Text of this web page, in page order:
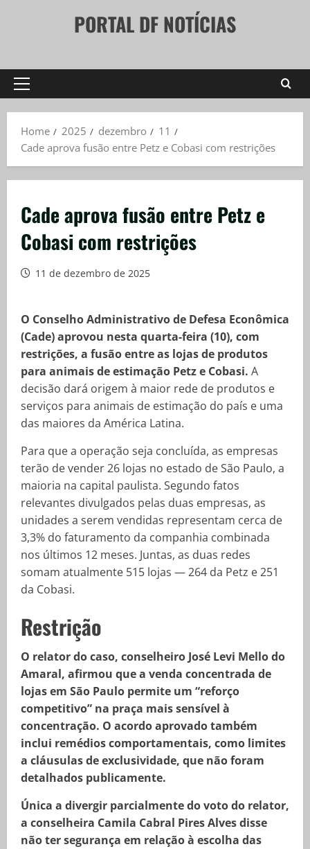
PORTAL DF NOTÍCIAS
Primary
Home
2025 dezembro
11
Cade aprova fusão entre Petz e Cobasi com restrições
Cade aprova fusão entre Petz e
Cobasi com restrições
11 de dezembro de 2025
O Conselho Administrativo de Defesa Econômica
(Cade) aprovou nesta quarta-feira (10), com
restrições, a fusão entre as lojas de produtos
para animais de estimação Petz e Cobasi. A
decisão dará origem à maior rede de produtos e
serviços para animais de estimação do país e uma
das maiores da América Latina.
Para que a operação seja concluída, as empresas
terão de vender 26 lojas no estado de São Paulo, a
maioria na capital paulista. Segundo fatos
relevantes divulgados pelas duas empresas, as
unidades a serem vendidas representam cerca de
3,3% do faturamento da companhia combinada
nos últimos 12 meses. Juntas, as duas redes
somam atualmente 515 lojas — 264 da Petz e 251
da Cobasi.
Restrição
O relator do caso, conselheiro José Levi Mello do
Amaral, afirmou que a venda concentrada de
lojas em São Paulo permite um “reforço
competitivo” na praça mais sensível à
concentração. O acordo aprovado também
inclui remédios comportamentais, como limites
a cláusulas de exclusividade, que não foram
detalhados publicamente.
Única a divergir parcialmente do voto do relator,
a conselheira Camila Cabral Pires Alves disse
não ter segurança em relação à escolha das